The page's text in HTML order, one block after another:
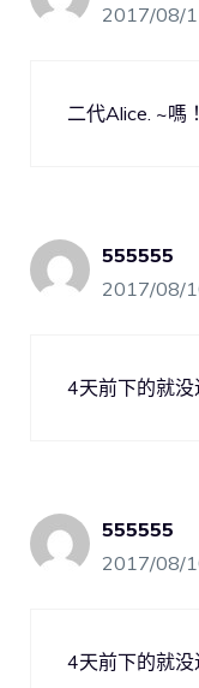
2017/08/
二代Alice. ~嗎
555555
2017/08/
4天前下的就
555555
2017/08/
4天前下的就